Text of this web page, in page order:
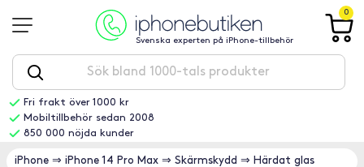
Svenska experten på iPhone-tillbehör
0
Fri frakt över 1000 kr
Mobiltillbehör sedan 2008
850 000 nöjda kunder
iPhone ⇒ iPhone 14 Pro Max ⇒ Skärmskydd ⇒ Härdat glas